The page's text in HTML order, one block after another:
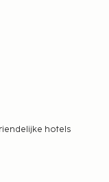
hotels